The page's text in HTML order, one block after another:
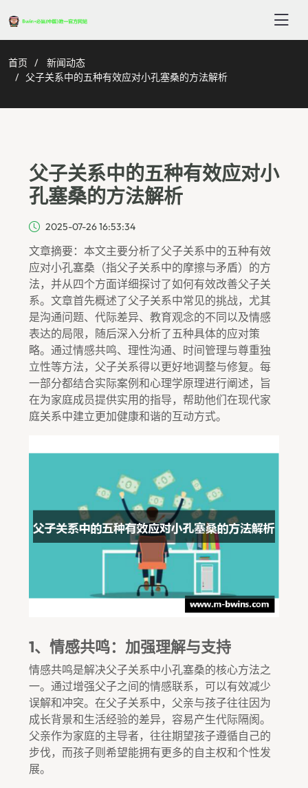
首页
新闻动态
父子关系中的五种有效应对小孔塞桑的方法解析
父子关系中的五种有效应对小
孔塞桑的方法解析
2025-07-26 16:53:34
文章摘要：本文主要分析了父子关系中的五种有效
应对小孔塞桑（指父子关系中的摩擦与矛盾）的方
法，并从四个方面详细探讨了如何有效改善父子关
系。文章首先概述了父子关系中常见的挑战，尤其
是沟通问题、代际差异、教育观念的不同以及情感
表达的局限，随后深入分析了五种具体的应对策
略。通过情感共鸣、理性沟通、时间管理与尊重独
立性等方法，父子关系得以更好地调整与修复。每
一部分都结合实际案例和心理学原理进行阐述，旨
在为家庭成员提供实用的指导，帮助他们在现代家
庭关系中建立更加健康和谐的互动方式。
1、情感共鸣：加强理解与支持
情感共鸣是解决父子关系中小孔塞桑的核心方法之
一。通过增强父子之间的情感联系，可以有效减少
误解和冲突。在父子关系中，父亲与孩子往往因为
成长背景和生活经验的差异，容易产生代际隔阂。
父亲作为家庭的主导者，往往期望孩子遵循自己的
步伐，而孩子则希望能拥有更多的自主权和个性发
展。